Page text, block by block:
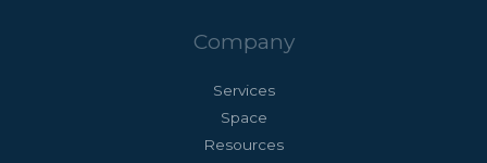
Company
Services
Space
Resources